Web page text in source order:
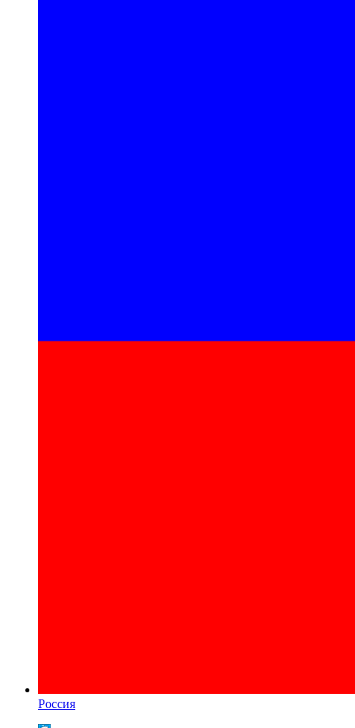
Россия